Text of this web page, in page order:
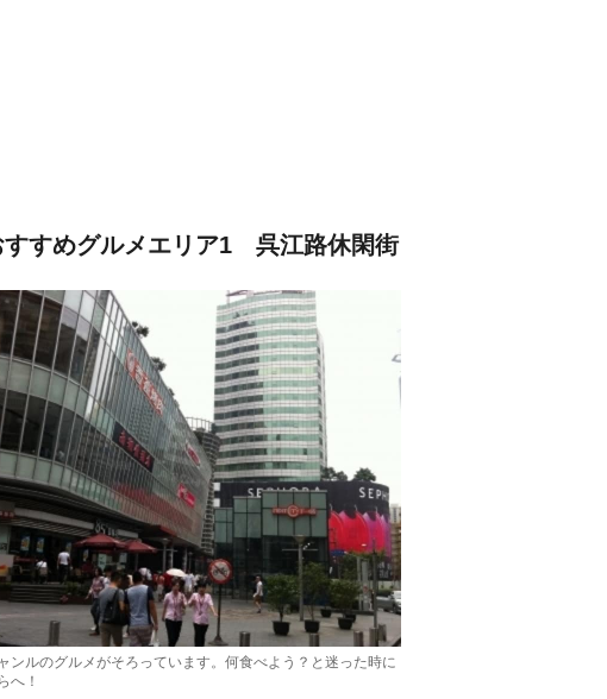
すすめグルメエリア1 呉江路休閑街
ンルのグルメがそろっています。何食べよう？と迷った時に
へ！